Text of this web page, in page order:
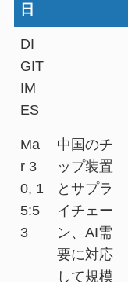
日
DI
GIT
IM
ES
Ma
r 3
0, 1
5:5
3
中国のチ
ップ装置
とサプラ
イチェー
ン、AI需
要に対応
して規模